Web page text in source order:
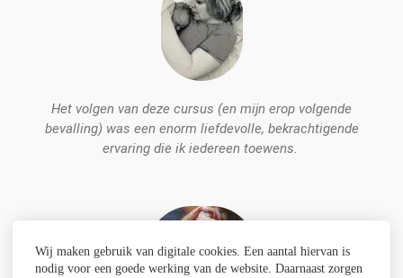
Het volgen van deze cursus (en mijn erop volgende
bevalling) was een enorm liefdevolle, bekrachtigende
ervaring die ik iedereen toewens.
Wij maken gebruik van digitale cookies. Een aantal hiervan is
nodig voor een goede werking van de website. Daarnaast zorgen